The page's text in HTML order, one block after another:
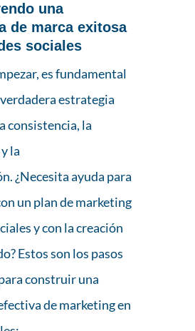
una
de marca exitosa
sociales
es fundamental
estrategia
consistencia, la
la
¿Necesita ayuda para
un plan de marketing
y con la creación
Estos son los pasos
construir una
de marketing en